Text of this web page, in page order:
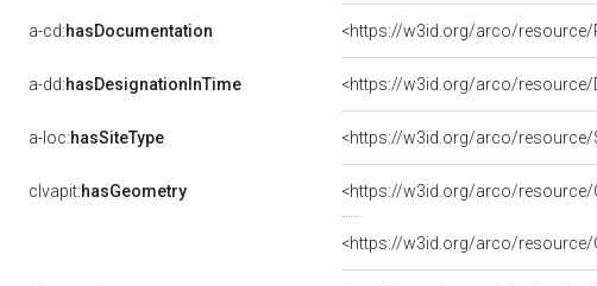
a-cd:hasDocumentation <https://w3id.org/arco/resource/
a-dd:hasDesignationInTime <https://w3id.org/arco/resource/
a-loc:hasSiteType <https://w3id.org/arco/resource/
clvapit:hasGeometry <https://w3id.org/arco/resource/
<https://w3id.org/arco/resource/